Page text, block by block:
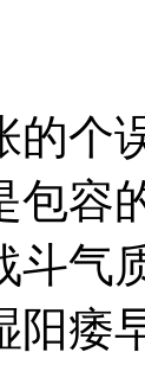
的个
包容
斗气
阳痿